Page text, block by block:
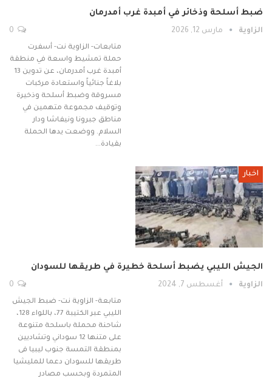
ضبط أسلحة وذخائر في أمبدة غرب أمدرمان
الزاوية مارس 12, 2026
متابعات- الزاوية نت- أسفرت
حملة تمشيط واسعة في منطقة
أمبدة غرب أمدرمان، عن تدوين 13
بلاغاً جنائياً واستعادة مركبات
مسروقة وضبط أسلحة وذخيرة
وتوقيف مجموعة متهمين في
مناطق جبرونا ونيفاشا ودار
السلام. ووضعت يدها الحملة
بقيادة…
اخبار
الجيش الليبي يضبط أسلحة خطيرة في طريقها للسودان
الزاوية أغسطس 7, 2024
متابعة- الزاوية نت- ضبط الجيش
الليبي عبر الكتيبة 77، باللواء 128،
شاحنة محملة باسلحة متنوعة
على متنها 12 سوداني وتشاديين
بمنطقة التمسة جنوب ليبيا فى
طريقها للسودان دعما للمليشيا
المتمردة وبحسب مصادر